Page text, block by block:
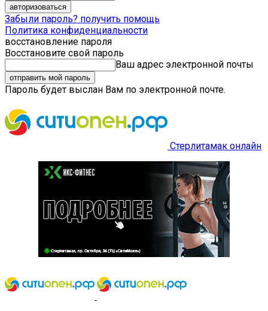
Забыли пароль? получить помощь
Политика конфиденциальности
восстановление пароля
Восстановите свой пароль
Ваш адрес электронной почты
Пароль будет выслан Вам по электронной почте.
Стерлитамак онлайн